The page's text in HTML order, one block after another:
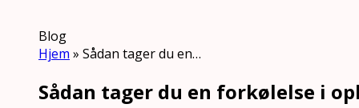
Blog
Hjem » Sådan tager du en…
Sådan tager du en forkølelse i